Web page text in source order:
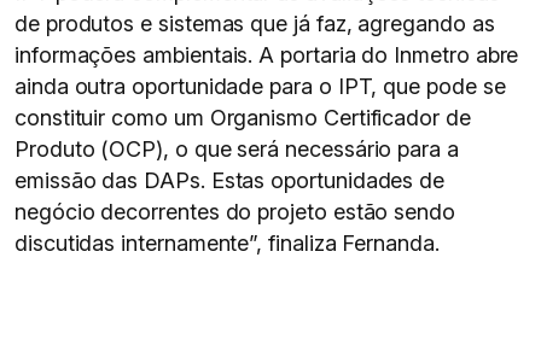
de produtos e sistemas que já faz, agregando as
informações ambientais. A portaria do Inmetro abre
ainda outra oportunidade para o IPT, que pode se
constituir como um Organismo Certificador de
Produto (OCP), o que será necessário para a
emissão das DAPs. Estas oportunidades de
negócio decorrentes do projeto estão sendo
discutidas internamente”, finaliza Fernanda.